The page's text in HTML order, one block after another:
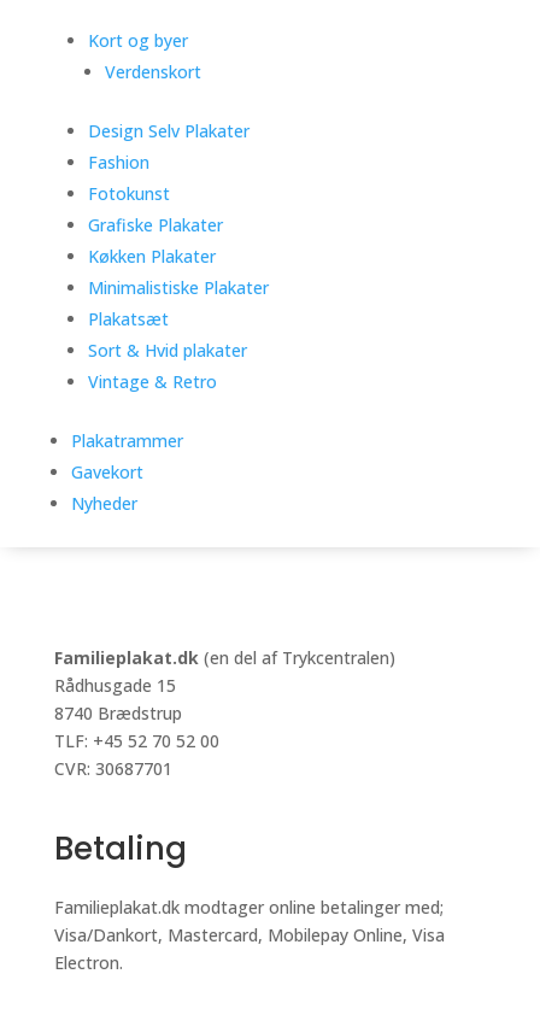
Kort og byer
Verdenskort
Design Selv Plakater
Fashion
Fotokunst
Grafiske Plakater
Køkken Plakater
Minimalistiske Plakater
Plakatsæt
Sort & Hvid plakater
Vintage & Retro
Plakatrammer
Gavekort
Nyheder
Familieplakat.dk(en del af Trykcentralen)
Rådhusgade 15
8740 Brædstrup
TLF: +45 52 70 52 00
CVR: 30687701
Betaling
Familieplakat.dk modtager online betalinger med;
Visa/Dankort, Mastercard, Mobilepay Online, Visa
Electron.